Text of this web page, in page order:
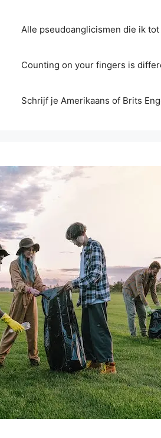
Alle pseudoanglicismen die ik
Counting on your fingers is
Schrijf je Amerikaans of Brits